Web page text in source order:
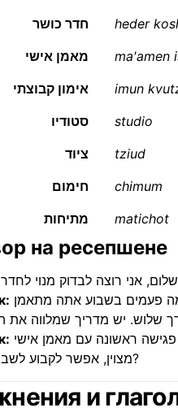
חדר כושר
heder
מאמן אישי
ma'amen
אימון קבוצתי
imun
סטודיו
studio
ציוד
tziud
חימום
chimum
מתיחות
matichot
на ресепшене
מצוין, אפשר לקבוע לשבוע הבא?
и